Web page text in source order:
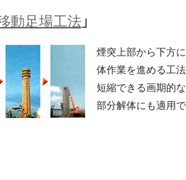
動足場工法」
煙突上部から下方
体作業を進める工
短縮できる画期的
部分解体にも適用で